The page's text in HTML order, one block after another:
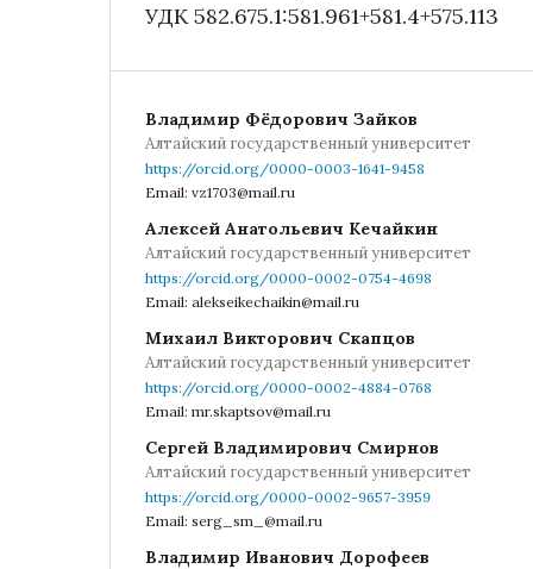
УДК 582.675.1:581.961+581.4+575.113
Владимир Фёдорович Зайков
Алтайский государственный университет
https://orcid.org/0000-0003-1641-9458
Email: vz1703@mail.ru
Алексей Анатольевич Кечайкин
Алтайский государственный университет
https://orcid.org/0000-0002-0754-4698
Email: alekseikechaikin@mail.ru
Михаил Викторович Скапцов
Алтайский государственный университет
https://orcid.org/0000-0002-4884-0768
Email: mr.skaptsov@mail.ru
Сергей Владимирович Смирнов
Алтайский государственный университет
https://orcid.org/0000-0002-9657-3959
Email: serg_sm_@mail.ru
Владимир Иванович Дорофеев